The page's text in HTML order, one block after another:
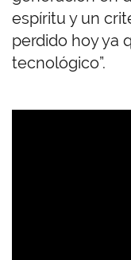
espíritu y un
perdido hoy ya
tecnológico”.